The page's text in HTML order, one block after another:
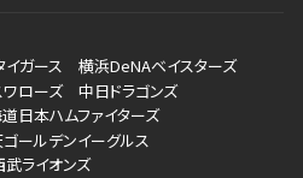
イガース
横浜DeNAベイスターズ
ワローズ
中日ドラゴンズ
日本ハムファイターズ
ールデンイーグルス
ライオンズ